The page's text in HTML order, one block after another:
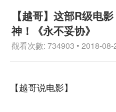
【越哥】这部R级电
神！《永不妥协》
觀看次數: 734903 • 2018-
【越哥说电影】